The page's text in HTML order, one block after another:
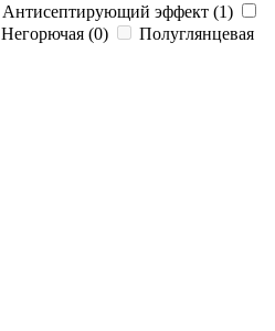
Антисептирующий эффект (1)
Негорючая (0)
Полуглянцевая